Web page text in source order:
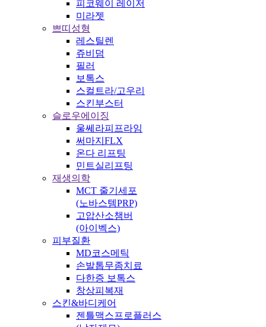
피코웨이 레이저
미라젯
쁘띠성형
레스틸렌
쥬비덤
필러
보톡스
스컬트라/고우리
스킨부스터
슬로우에이징
울쎄라피프라임
써마지FLX
온다 리프팅
민트실리프팅
재생의학
MCT 줄기세포
(노바스템PRP)
고압산소챔버
(아이벡스)
피부질환
MD코스메틱
손발톱무좀치료
다한증 보톡스
창상피복재
스킨&바디케어
젠틀맥스프로플러스